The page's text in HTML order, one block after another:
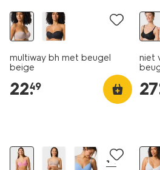
multiway bh met beugel
beige
22.
49
niet
27
+4